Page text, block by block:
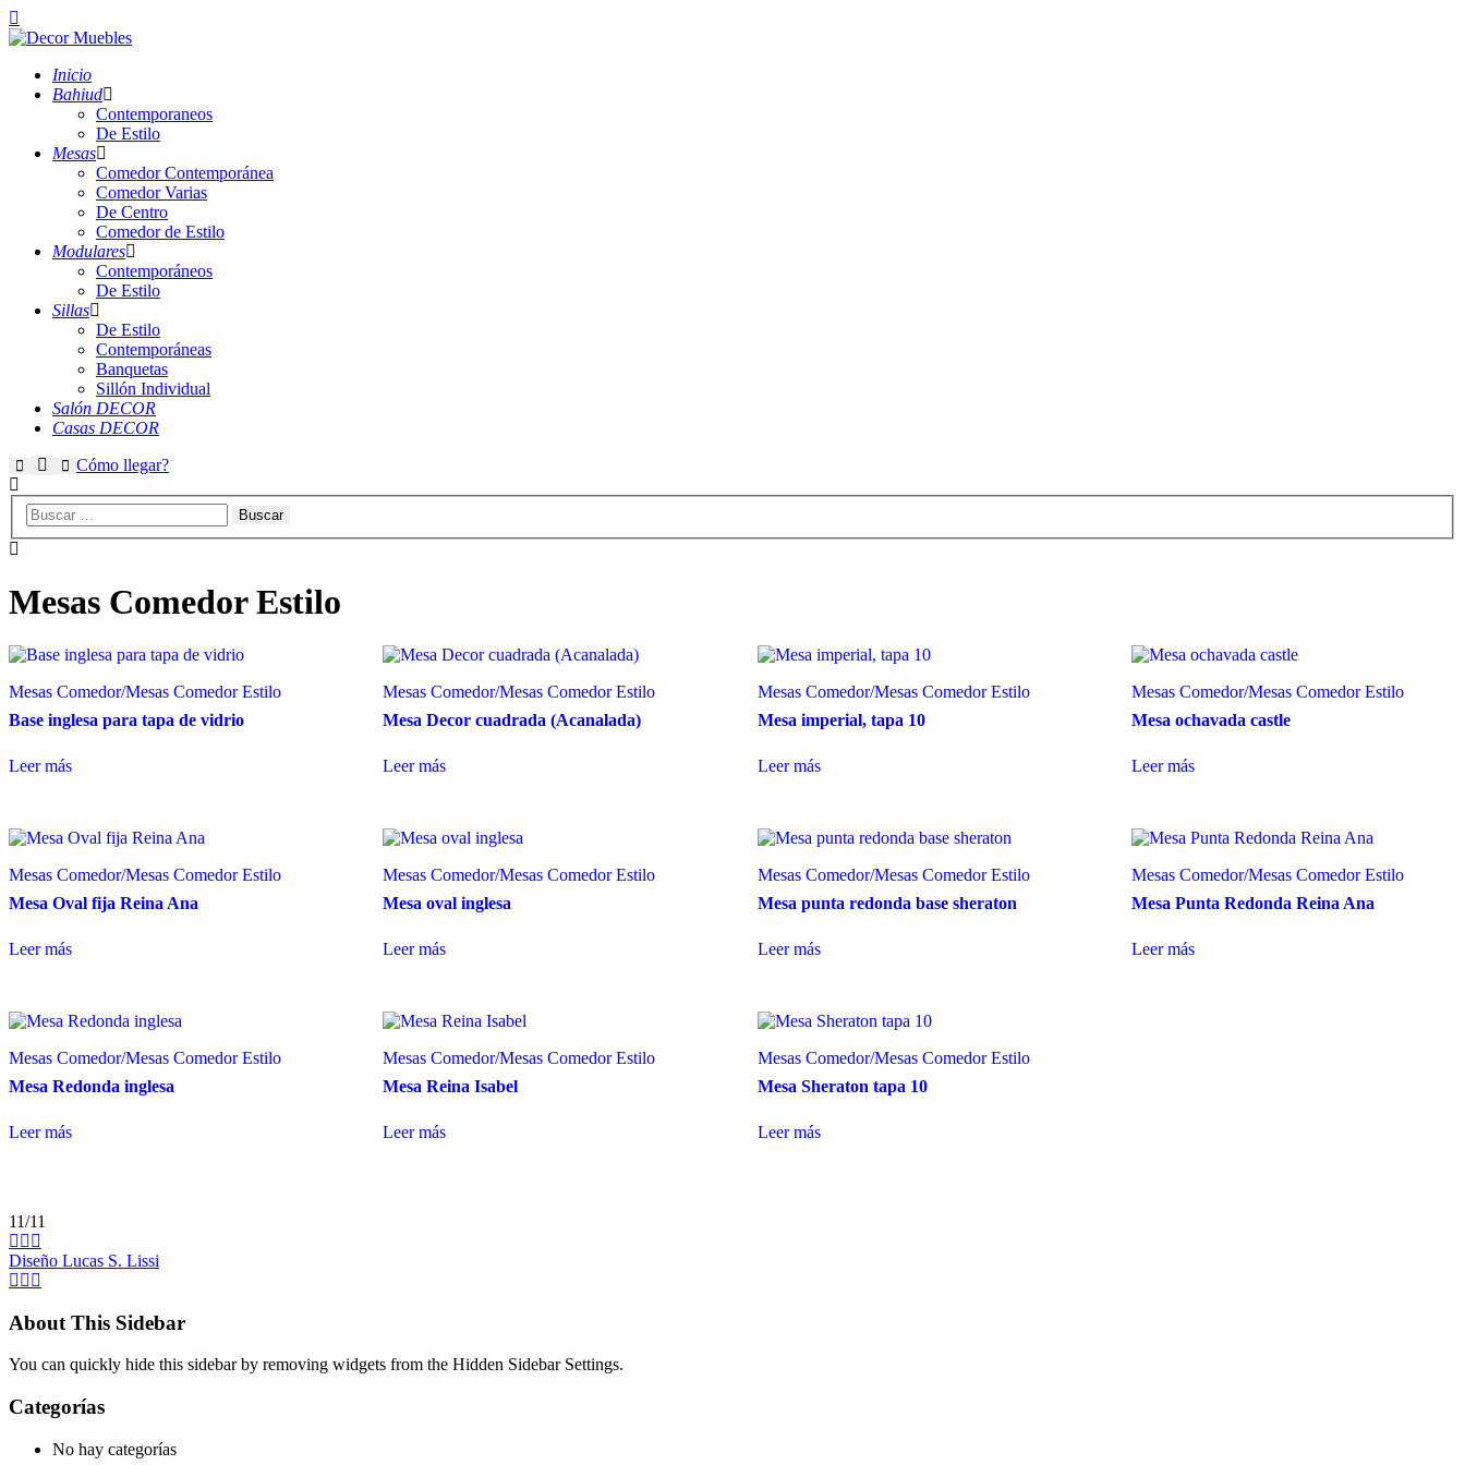
Inicio
Bahiud
Contemporaneos
De Estilo
Mesas
Comedor Contemporánea
Comedor Varias
De Centro
Comedor de Estilo
Modulares
Contemporáneos
De Estilo
Sillas
De Estilo
Contemporáneas
Banquetas
Sillón Individual
Salón DECOR
Casas DECOR
BuscarMás Menú
Cómo llegar?
Mesas Comedor Estilo
Mesas Comedor/Mesas Comedor Estilo
Base inglesa para tapa de vidrio
Leer más
Mesas Comedor/Mesas Comedor Estilo
Mesa Decor cuadrada (Acanalada)
Leer más
Mesas Comedor/Mesas Comedor Estilo
Mesa imperial, tapa 10
Leer más
Mesas Comedor/Mesas Comedor Estilo
Mesa ochavada castle
Leer más
Mesas Comedor/Mesas Comedor Estilo
Mesa Oval fija Reina Ana
Leer más
Mesas Comedor/Mesas Comedor Estilo
Mesa oval inglesa
Leer más
Mesas Comedor/Mesas Comedor Estilo
Mesa punta redonda base sheraton
Leer más
Mesas Comedor/Mesas Comedor Estilo
Mesa Punta Redonda Reina Ana
Leer más
Mesas Comedor/Mesas Comedor Estilo
Mesa Redonda inglesa
Leer más
Mesas Comedor/Mesas Comedor Estilo
Mesa Reina Isabel
Leer más
Mesas Comedor/Mesas Comedor Estilo
Mesa Sheraton tapa 10
Leer más
11/11
Diseño Lucas S. Lissi
About This Sidebar
You can quickly hide this sidebar by removing widgets from the Hidden Sidebar Settings.
Categorías
No hay categorías